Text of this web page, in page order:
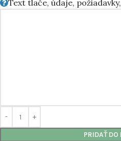
Text tlače, údaje,
PRIDAŤ